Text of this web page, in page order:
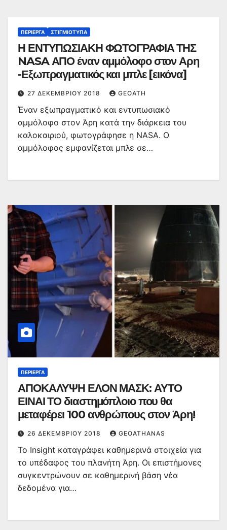
ΠΕΡΊΕΡΓΑ ΣΤΙΓΜΙΌΤΥΠΑ
Η ΕΝΤΥΠΩΣΙΑΚΗ ΦΩΤΟΓΡΑΦΙΑ ΤΗΣ
NASA ΑΠΟ έναν αμμόλοφο στον Αρη
-Εξωπραγματικός και μπλε [εικόνα]
27 ΔΕΚΕΜΒΡΊΟΥ 2018 GEOATH
Έναν εξωπραγματικό και εντυπωσιακό
αμμόλοφο στον Άρη κατά την διάρκεια του
καλοκαιριού, φωτογράφησε η NASA. Ο
αμμόλοφος εμφανίζεται μπλε σε…
ΠΕΡΊΕΡΓΑ
ΑΠΟΚΑΛΥΨΗ ΕΛΟΝ ΜΑΣΚ: ΑΥΤΟ
ΕΙΝΑΙ ΤΟ διαστημόπλοιο που θα
μεταφέρει 100 ανθρώπους στον Άρη!
26 ΔΕΚΕΜΒΡΊΟΥ 2018 GEOATHANAS
Το Insight καταγράφει καθημερινά στοιχεία για
το υπέδαφος του πλανήτη Άρη. Οι επιστήμονες
συγκεντρώνουν σε καθημερινή βάση νέα
δεδομένα για…